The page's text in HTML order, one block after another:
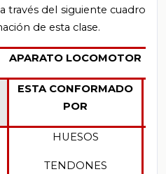
a través del siguiente cuadro
de esta clase.
APARATO LOCOMOTOR
ESTA CONFORMADO
POR
HUESOS
TENDONES